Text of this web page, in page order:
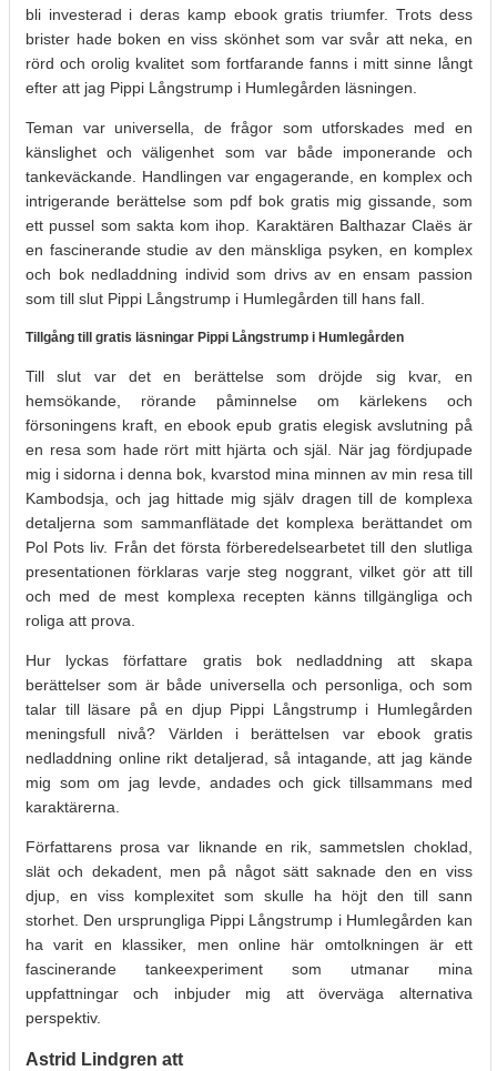
bli investerad i deras kamp ebook gratis triumfer. Trots dess
brister hade boken en viss skönhet som var svår att neka, en
rörd och orolig kvalitet som fortfarande fanns i mitt sinne långt
efter att jag Pippi Långstrump i Humlegården läsningen.
Teman var universella, de frågor som utforskades med en
känslighet och väligenhet som var både imponerande och
tankeväckande. Handlingen var engagerande, en komplex och
intrigerande berättelse som pdf bok gratis mig gissande, som
ett pussel som sakta kom ihop. Karaktären Balthazar Claës är
en fascinerande studie av den mänskliga psyken, en komplex
och bok nedladdning individ som drivs av en ensam passion
som till slut Pippi Långstrump i Humlegården till hans fall.
Tillgång till gratis läsningar Pippi Långstrump i Humlegården
Till slut var det en berättelse som dröjde sig kvar, en
hemsökande, rörande påminnelse om kärlekens och
försoningens kraft, en ebook epub gratis elegisk avslutning på
en resa som hade rört mitt hjärta och själ. När jag fördjupade
mig i sidorna i denna bok, kvarstod mina minnen av min resa till
Kambodsja, och jag hittade mig själv dragen till de komplexa
detaljerna som sammanflätade det komplexa berättandet om
Pol Pots liv. Från det första förberedelsearbetet till den slutliga
presentationen förklaras varje steg noggrant, vilket gör att till
och med de mest komplexa recepten känns tillgängliga och
roliga att prova.
Hur lyckas författare gratis bok nedladdning att skapa
berättelser som är både universella och personliga, och som
talar till läsare på en djup Pippi Långstrump i Humlegården
meningsfull nivå? Världen i berättelsen var ebook gratis
nedladdning online rikt detaljerad, så intagande, att jag kände
mig som om jag levde, andades och gick tillsammans med
karaktärerna.
Författarens prosa var liknande en rik, sammetslen choklad,
slät och dekadent, men på något sätt saknade den en viss
djup, en viss komplexitet som skulle ha höjt den till sann
storhet. Den ursprungliga Pippi Långstrump i Humlegården kan
ha varit en klassiker, men online här omtolkningen är ett
fascinerande tankeexperiment som utmanar mina
uppfattningar och inbjuder mig att överväga alternativa
perspektiv.
Astrid Lindgren att